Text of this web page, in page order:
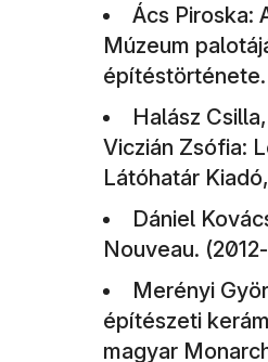
Ács Piroska:
Múzeum
építéstörténete.
Halász
Viczián Zsófia:
Látóhatár
Dániel
Nouveau.
Merényi
építészeti
magyar